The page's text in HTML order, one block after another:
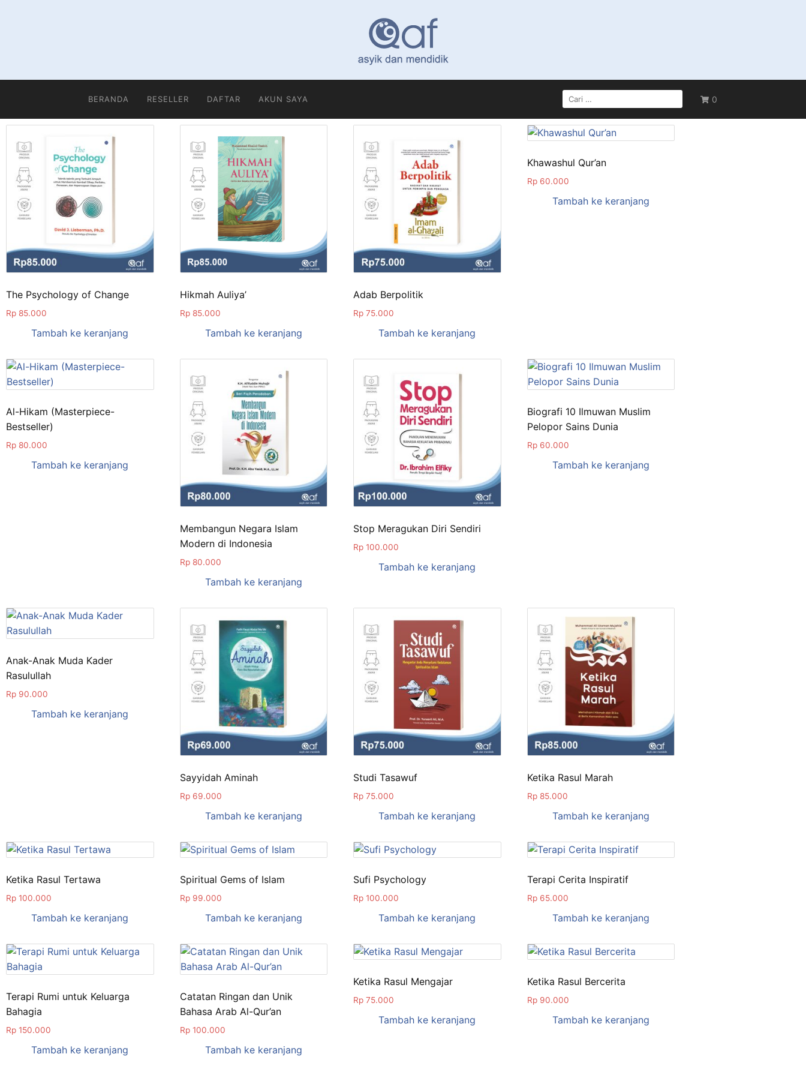
0
BERANDA RESELLER DAFTAR AKUN SAYA
The Psychology of Change
Rp 85.000
Tambah ke keranjang
Hikmah Auliya’
Rp85.000
Tambah ke keranjang
Adab Berpolitik
Rp 75.000
Tambah ke keranjang
Khawashul Qur’an
Rp60.000
Tambah ke keranjang
Al-Hikam (Masterpiece-
Bestseller)
Rp 80.000
Tambah ke keranjang
Membangun Negara Islam
Modern di Indonesia
Rp80.000
Tambah ke keranjang
Stop Meragukan Diri Sendiri
Rp 100.000
Tambah ke keranjang
Biografi 10 Ilmuwan Muslim
Pelopor Sains Dunia
Rp60.000
Tambah ke keranjang
Anak-Anak Muda Kader
Rasulullah
Rp 90.000
Tambah ke keranjang
Sayyidah Aminah
Rp69.000
Tambah ke keranjang
Studi Tasawuf
Rp 75.000
Tambah ke keranjang
Ketika Rasul Marah
Rp85.000
Tambah ke keranjang
Ketika Rasul Tertawa
Rp 100.000
Tambah ke keranjang
Spiritual Gems of Islam
Rp99.000
Tambah ke keranjang
Sufi Psychology
Rp 100.000
Tambah ke keranjang
Terapi Cerita Inspiratif
Rp65.000
Tambah ke keranjang
Terapi Rumi untuk Keluarga
Bahagia
Rp 150.000
Tambah ke keranjang
Catatan Ringan dan Unik
Bahasa Arab Al-Qur’an
Rp100.000
Tambah ke keranjang
Ketika Rasul Mengajar
Rp 75.000
Tambah ke keranjang
Ketika Rasul Bercerita
Rp90.000
Tambah ke keranjang